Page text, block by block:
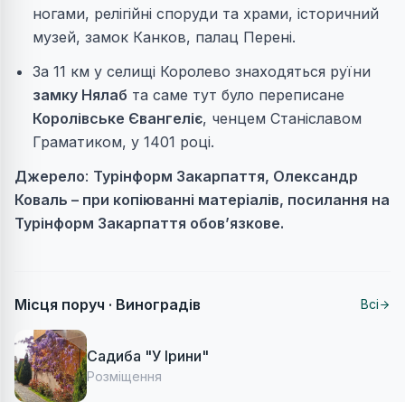
ногами, релігійні споруди та храми, історичний
музей, замок Канков, палац Перені.
За 11 км у селищі Королево знаходяться руїни
замку Нялаб та саме тут було переписане
Королівське Євангеліє, ченцем Станіславом
Граматиком, у 1401 році.
Джерело: Турінформ Закарпаття, Олександр
Коваль – при копіюванні матеріалів, посилання на
Турінформ Закарпаття обов’язкове.
Місця поруч · Виноградів Всі
Садиба "У Ірини"
Розміщення